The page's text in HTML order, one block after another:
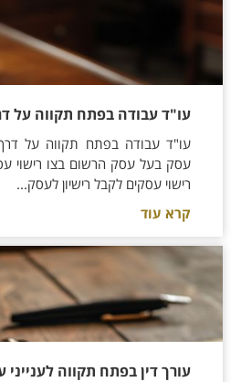
עו"ד עבודה בפתח תקווה על
עו"ד עבודה בפתח תקווה על דרך
עסק בעל עסק הרשום בצו רישוי
רישוי עסקים לקבל רישיון לעסק...
קרא עוד
עורך דין בפתח תקווה לענייני